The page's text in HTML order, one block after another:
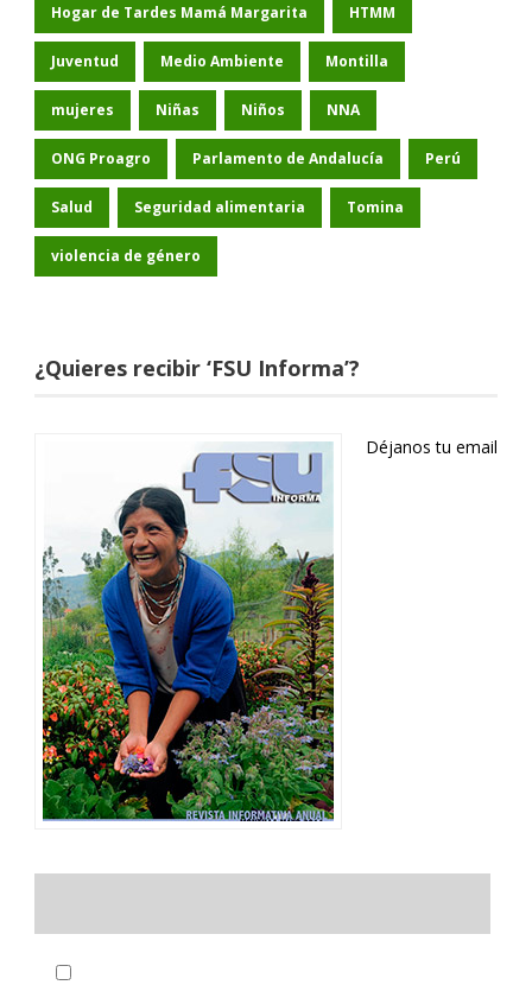
Hogar de Tardes Mamá Margarita HTMM
Juventud Medio Ambiente Montilla
mujeres Niñas Niños NNA
ONG Proagro Parlamento de Andalucía Perú
Salud Seguridad alimentaria Tomina
violencia de género
¿Quieres recibir ‘FSU Informa’?
Déjanos tu email